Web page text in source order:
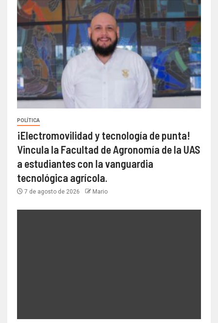
POLÍTICA
¡Electromovilidad y tecnología de punta!
Vincula la Facultad de Agronomía de la UAS
a estudiantes con la vanguardia
tecnológica agrícola.
7 de agosto de 2026 Mario